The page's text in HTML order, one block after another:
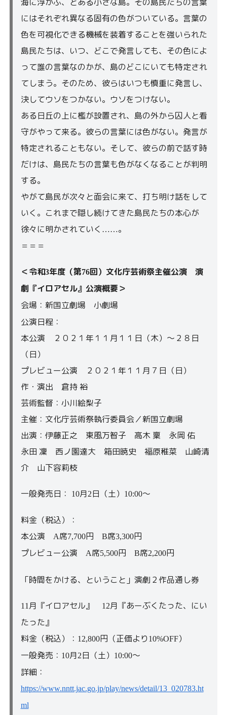
にはそれぞれ異なる固有の色がついている。言葉の
色を可視化できる機械を装着することを強いられた
島民たちは、いつ、どこで発言しても、その色によ
って誰の言葉なのかが、島のどこにいても特定され
てしまう。そのため、彼らはいつも慎重に発言し、
決してウソをつかない。ウソをつけない。
ある日丘の上に檻が設置され、島の外から囚人と看
守がやって来る。彼らの言葉には色がない。発言が
特定されることもない。そして、彼らの前で話す時
だけは、島民たちの言葉も色がなくなることが判明
する。
やがて島民が次々と面会に来て、打ち明け話をして
いく。これまで隠し続けてきた島民たちの本心が
徐々に明かされていく ……。
＝＝＝
＜令和3年度（第76回）文化庁芸術祭主催公演 演
劇『イロアセル』公演概要＞
会場：新国立劇場 小劇場
公演日程：
本公演 ２０２１年１１月１１日（木）～２８日
（日）
プレビュー公演 ２０２１年１１月７日（日）
作・演出 倉持 裕
芸術監督：小川絵梨子
主催：文化庁芸術祭執行委員会／新国立劇場
出演： 伊藤正之 東風万智子 高木 稟 永岡 佑
永田 凜 西ノ園達大 箱田暁史 福原稚菜 山崎清
介 山下容莉枝
一般発売日： 10月2日（土） 10:00～
料金（税込）：
本公演
A席7,700円 B席3,300円
プレビュー公演
A席5,500円 B席2,200円
「時間をかける、ということ」演劇２作品通し券
11 月『イロアセル』 12月『あーぶくたった、にい
たった』
料金（税込）： 12,800円（正価より10%OFF）
一般発売： 10月2日（土） 10:00～
詳細：
https://www.nntt.jac.go.jp/play/news/detail/13_020783.ht
ml